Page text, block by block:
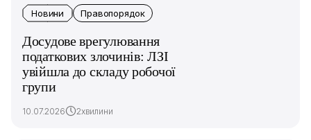
Новини Правопорядок
Досудове врегулювання
податкових злочинів: ЛЗІ
увійшла до складу робочої
групи
10.07.2026 2хвилини